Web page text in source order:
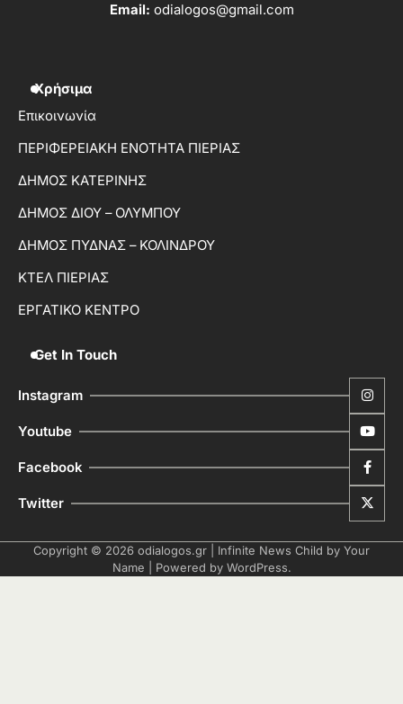
Email: odialogos@gmail.com
Χρήσιμα
Επικοινωνία
ΠΕΡΙΦΕΡΕΙΑΚΗ ΕΝΟΤΗΤΑ ΠΙΕΡΙΑΣ
ΔΗΜΟΣ ΚΑΤΕΡΙΝΗΣ
ΔΗΜΟΣ ΔΙΟΥ – ΟΛΥΜΠΟΥ
ΔΗΜΟΣ ΠΥΔΝΑΣ – ΚΟΛΙΝΔΡΟΥ
ΚΤΕΛ ΠΙΕΡΙΑΣ
ΕΡΓΑΤΙΚΟ ΚΕΝΤΡΟ
Get In Touch
Instagram
Youtube
Facebook
Twitter
Copyright © 2026 odialogos.gr | Infinite News Child by Your
Name | Powered by WordPress.